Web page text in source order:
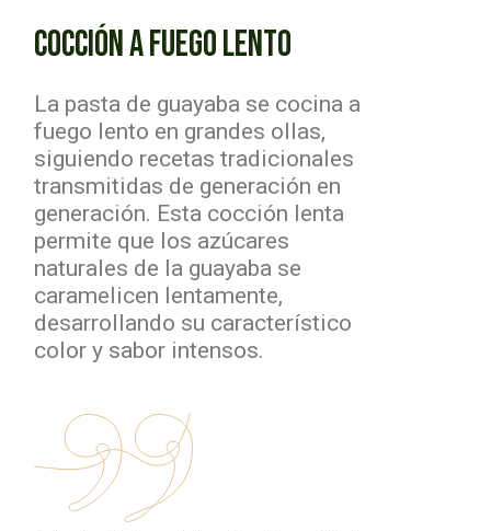
COCCIÓN A FUEGO LENTO
La pasta de guayaba se cocina a
fuego lento en grandes ollas,
siguiendo recetas tradicionales
transmitidas de generación en
generación. Esta cocción lenta
permite que los azúcares
naturales de la guayaba se
caramelicen lentamente,
desarrollando su característico
color y sabor intensos.